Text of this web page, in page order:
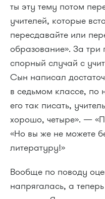
ты эту тему потом
учителей, которые
пересдавайте или
образование». За
спорный случай с
Сын написал
в седьмом классе,
его так писать,
хорошо, четыре». —
«Но вы же не можете
литературу!»
Вообще по поводу
напрягалась, а